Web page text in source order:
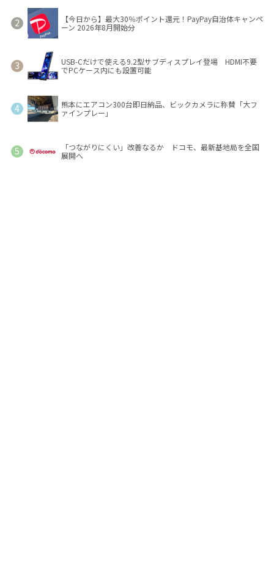
【今日から】最大30％ポイント還元！PayPay自治体キャンペ
ーン 2026年8月開始分
USB-Cだけで使える9.2型サブディスプレイ登場 HDMI不要
でPCケース内にも設置可能
熊本にエアコン300台即日納品、ビックカメラに称賛「大フ
ァインプレー」
「つながりにくい」改善なるか ドコモ、最新基地局を全国
展開へ